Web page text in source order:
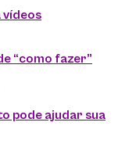
vídeos
“como fazer”
pode ajudar sua